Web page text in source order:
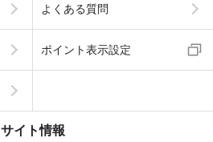
よくある質問
ポイント表示設定
サイト情報